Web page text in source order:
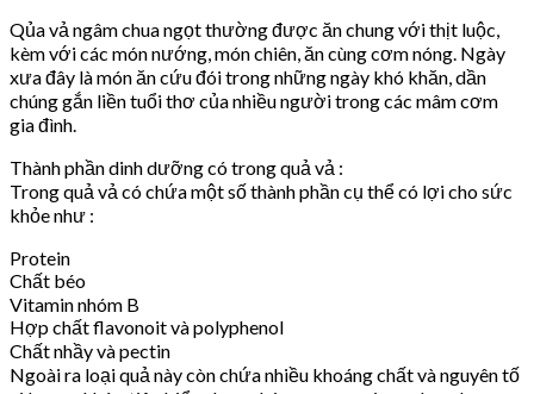
Qủa vả ngâm chua ngọt thường được ăn chung với thịt luộc,
kèm với các món nướng, món chiên, ăn cùng cơm nóng. Ngày
xưa đây là món ăn cứu đói trong những ngày khó khăn, dần
chúng gắn liền tuổi thơ của nhiều người trong các mâm cơm
gia đình.
Thành phần dinh dưỡng có trong quả vả :
Trong quả vả có chứa một số thành phần cụ thể có lợi cho sức
khỏe như :
Protein
Chất béo
Vitamin nhóm B
Hợp chất flavonoit và polyphenol
Chất nhầy và pectin
Ngoài ra loại quả này còn chứa nhiều khoáng chất và nguyên tố